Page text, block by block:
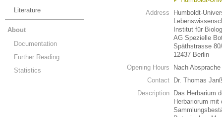
Literature
About
Documentation
Further Reading
Statistics
Address
Humboldt-
Institut für
AG Spezielle
Späthstrasse
12437 Berlin
Opening Hours
Nach
Contact
Dr. Thomas
Description
Das Herbarium
Herbariorum